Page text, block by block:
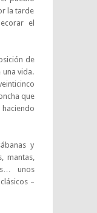
la tarde
el
de
una vida.
que
y
mantas,
unos
–